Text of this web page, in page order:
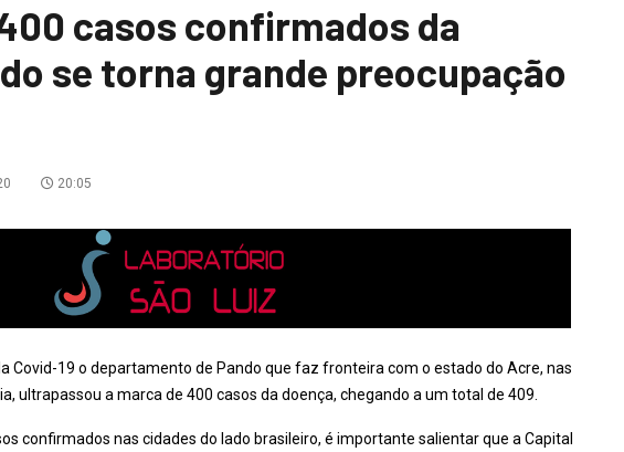
casos confirmados da
se torna grande preocupação
20:05
Covid-19 o departamento de Pando que faz fronteira com o estado do Acre, nas
ultrapassou a marca de 400 casos da doença, chegando a um total de 409.
confirmados nas cidades do lado brasileiro, é importante salientar que a Capital